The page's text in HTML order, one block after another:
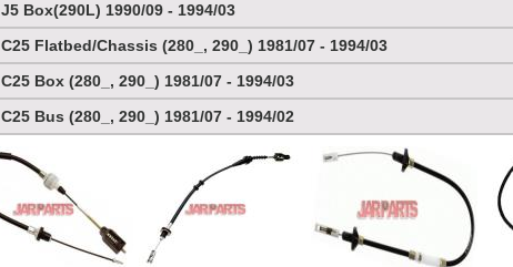
J5 Box(290L) 1990/09 - 1994/03
C25 Flatbed/Chassis (280_, 290_) 1981/07 - 1994/03
C25 Box (280_, 290_) 1981/07 - 1994/03
C25 Bus (280_, 290_) 1981/07 - 1994/02